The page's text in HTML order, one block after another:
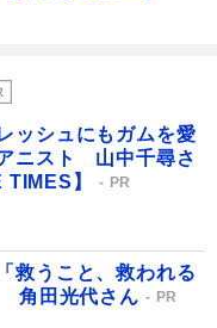
ッシュにもガムを愛
ニスト 山中千尋さ
】
PR
救うこと、救われる
角田光代さん
PR